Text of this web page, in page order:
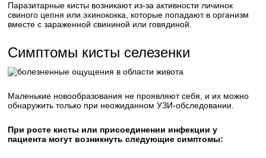
Паразитарные кисты возникают из-за активности личинок
свиного цепня или эхинококка, которые попадают в организм
вместе с зараженной свининой или говядиной.
Симптомы кисты селезенки
Маленькие новообразования не проявляют себя, и их можно
обнаружить только при неожиданном УЗИ-обследовании.
При росте кисты или присоединении инфекции у
пациента могут возникнуть следующие симптомы: